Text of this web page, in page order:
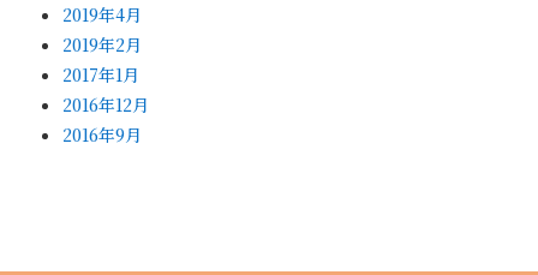
2019年4月
2019年2月
2017年1月
2016年12月
2016年9月